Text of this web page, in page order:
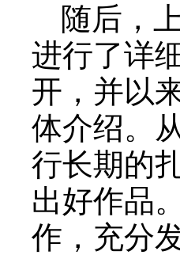
随后，
进行了详
开，并以
体介绍。
行长期的
出好作品
作，充分